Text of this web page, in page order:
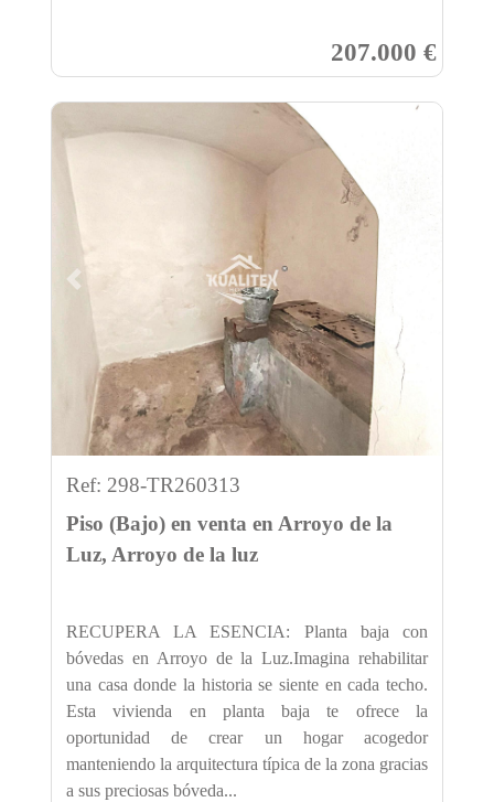
207.000 €
Previous
Ref: 298-TR260313
Piso (Bajo) en venta en Arroyo de la
Luz, Arroyo de la luz
RECUPERA LA ESENCIA: Planta baja con
bóvedas en Arroyo de la Luz.Imagina rehabilitar
una casa donde la historia se siente en cada techo.
Esta vivienda en planta baja te ofrece la
oportunidad de crear un hogar acogedor
manteniendo la arquitectura típica de la zona gracias
a sus preciosas bóveda...